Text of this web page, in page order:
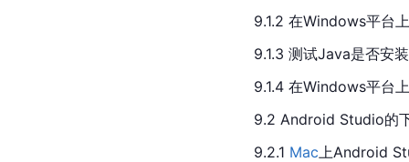
9.1.2 在Windows平台
9.1.3 测试Java是否安
9.1.4 在Windows平台
9.2 Android Studio的
9.2.1 Mac 上Android